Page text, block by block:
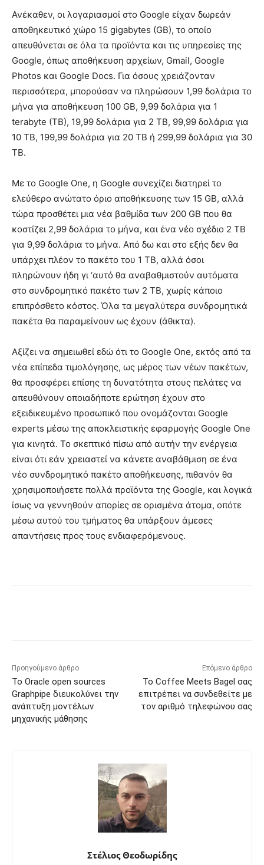
Ανέκαθεν, οι λογαριασμοί στο Google είχαν δωρεάν
αποθηκευτικό χώρο 15 gigabytes (GB), το οποίο
απευθύνεται σε όλα τα προϊόντα και τις υπηρεσίες της
Google, όπως αποθήκευση αρχείων, Gmail, Google
Photos και Google Docs. Για όσους χρειάζονταν
περισσότερα, μπορούσαν να πληρώσουν 1,99 δολάρια το
μήνα για αποθήκευση 100 GB, 9,99 δολάρια για 1
terabyte (TB), 19,99 δολάρια για 2 TB, 99,99 δολάρια για
10 TB, 199,99 δολάρια για 20 TB ή 299,99 δολάρια για 30
TB.
Με το Google One, η Google συνεχίζει διατηρεί το
ελεύθερο ανώτατο όριο αποθήκευσης των 15 GB, αλλά
τώρα προσθέτει μια νέα βαθμίδα των 200 GB που θα
κοστίζει 2,99 δολάρια το μήνα, και ένα νέο σχέδιο 2 TB
για 9,99 δολάρια το μήνα. Από δω και στο εξής δεν θα
υπάρχει πλέον το πακέτο του 1 TB, αλλά όσοι
πληρώνουν ήδη γι ‘αυτό θα αναβαθμιστούν αυτόματα
στο συνδρομητικό πακέτο των 2 TB, χωρίς κάποιο
επιπρόσθετο κόστος. Όλα τα μεγαλύτερα συνδρομητικά
πακέτα θα παραμείνουν ως έχουν (άθικτα).
Αξίζει να σημειωθεί εδώ ότι το Google One, εκτός από τα
νέα επίπεδα τιμολόγησης, ως μέρος των νέων πακέτων,
θα προσφέρει επίσης τη δυνατότητα στους πελάτες να
απευθύνουν οποιαδήποτε ερώτηση έχουν στο
εξειδικευμένο προσωπικό που ονομάζονται Google
experts μέσω της αποκλειστικής εφαρμογής Google One
για κινητά. Το σκεπτικό πίσω από αυτήν την ενέργεια
είναι ότι εάν χρειαστεί να κάνετε αναβάθμιση σε ένα
νέο συνδρομητικό πακέτο αποθήκευσης, πιθανόν θα
χρησιμοποιήσετε πολλά προϊόντα της Google, και λογικά
ίσως να γεννηθούν απορίες σε ορισμένα άτομα, οπότε
μέσω αυτού του τμήματος θα υπάρξουν άμεσες
απαντήσεις προς τους ενδιαφερόμενους.
Προηγούμενο άρθρο
Το Oracle open sources
Graphpipe διευκολύνει την
ανάπτυξη μοντέλων
μηχανικής μάθησης
Επόμενο άρθρο
Το Coffee Meets Bagel σας
επιτρέπει να συνδεθείτε με
τον αριθμό τηλεφώνου σας
Στέλιος Θεοδωρίδης